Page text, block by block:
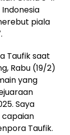
piala
Taufik saat
Rabu (19/2)
yang
Saya
capaian
Taufik.